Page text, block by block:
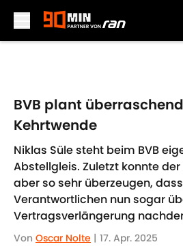
BVB plant
Kehrtwende
Niklas Süle steht beim BVB
Abstellgleis. Zuletzt konnte
aber so sehr überzeugen,
Verantwortlichen nun sogar
Vertragsverlängerung
Von Oscar Nolte | 17. Apr. 2025